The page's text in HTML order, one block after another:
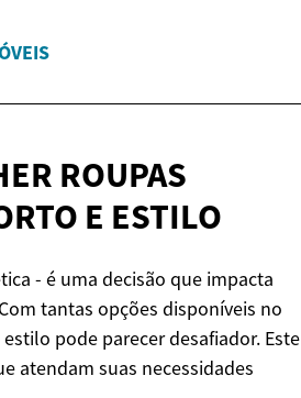
ROUPAS
E ESTILO
- é uma decisão que impacta
tantas opções disponíveis no
pode parecer desafiador. Este
atendam suas necessidades